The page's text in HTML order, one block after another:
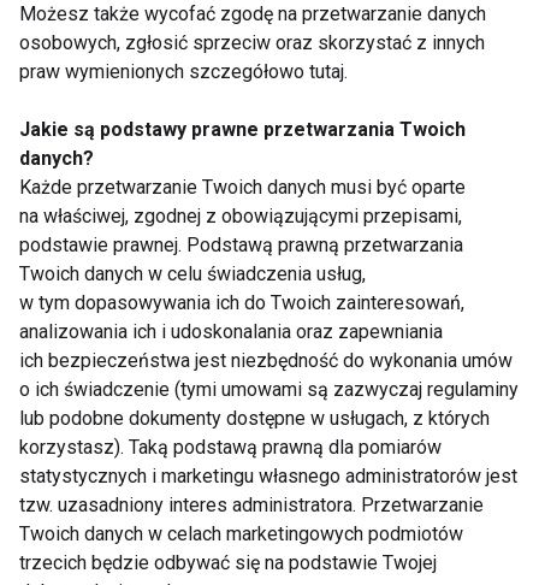
Suplementy na włosy,
skórę i paznokcie –
jakie składniki
Jakie suplementy
diety wspomagają
regenerację po
treningu?
Najlepsze suplementy
na Dzień Chłopaka dla
aktywnych mężczyzn
Suplementy z samego
serca norweskich
fiordów
Pokaż więcej
Nie przegap nowości ze
Możesz także wycofać zgodę na przetwarzanie danych
osobowych, zgłosić sprzeciw oraz skorzystać z innych
praw wymienionych szczegółowo tutaj.
Jakie są podstawy prawne przetwarzania Twoich
danych?
Każde przetwarzanie Twoich danych musi być oparte
na właściwej, zgodnej z obowiązującymi przepisami,
podstawie prawnej. Podstawą prawną przetwarzania
Twoich danych w celu świadczenia usług,
w tym dopasowywania ich do Twoich zainteresowań,
analizowania ich i udoskonalania oraz zapewniania
ich bezpieczeństwa jest niezbędność do wykonania umów
o ich świadczenie (tymi umowami są zazwyczaj regulaminy
lub podobne dokumenty dostępne w usługach, z których
korzystasz). Taką podstawą prawną dla pomiarów
statystycznych i marketingu własnego administratorów jest
tzw. uzasadniony interes administratora. Przetwarzanie
Twoich danych w celach marketingowych podmiotów
trzecich będzie odbywać się na podstawie Twojej